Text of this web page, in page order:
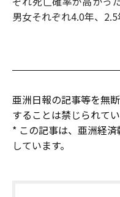
男女それぞれ4.0年、2.5
亜洲日報の記事等を無
することは禁じられてい
* この記事は、亜洲経
しています。